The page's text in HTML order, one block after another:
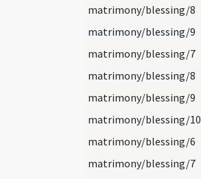
matrimony/blessing/8
matrimony/blessing/9
matrimony/blessing/7
matrimony/blessing/8
matrimony/blessing/9
matrimony/blessing/10
matrimony/blessing/6
matrimony/blessing/7